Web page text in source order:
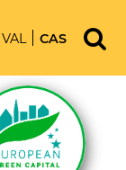
VAL CAS